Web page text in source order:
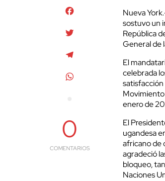
0
COMENTARIOS
Nueva
sostuvo un
República
General de
El
celebrada
satisfacción
Movimiento
enero de
El
ugandesa
africano de
agradeció
bloqueo,
Naciones